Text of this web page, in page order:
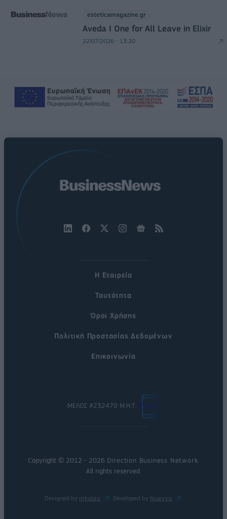
esteticamagazine.gr
Aveda I One for All Leave in Elixir
22/07/2026 - 13:20
Η Εταιρεία
Ταυτότητα
Όροι Χρήσης
Πολιτική Προστασίας Δεδομένων
Επικοινωνία
ΜΕΛΟΣ #232470 Μ.Η.Τ.
Copyright © 2012 - 2026 Direction Business Network.
All rights reserved.
Designed by nikolas Developed by Nuevvo